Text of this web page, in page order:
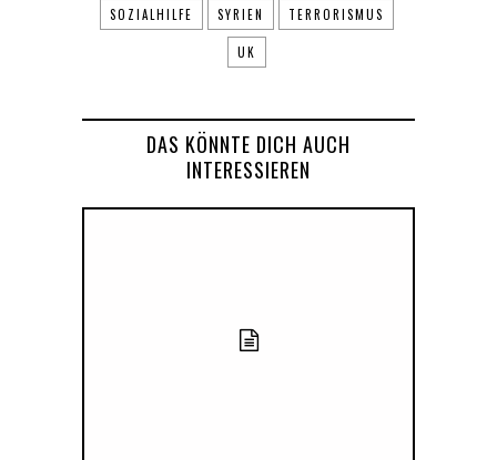
SOZIALHILFE SYRIEN TERRORISMUS
UK
DAS KÖNNTE DICH AUCH
INTERESSIEREN